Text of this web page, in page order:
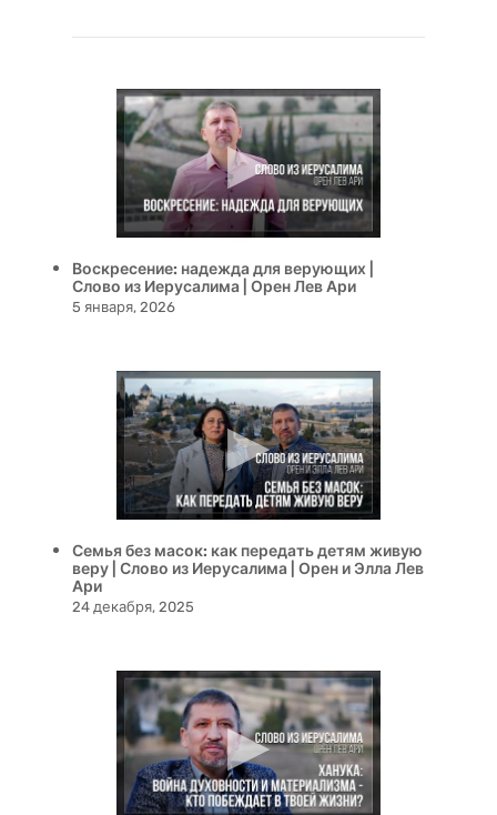
Воскресение: надежда для верующих |
Слово из Иерусалима | Орен Лев Ари
5 января, 2026
Семья без масок: как передать детям живую
веру | Слово из Иерусалима | Орен и Элла Лев
Ари
24 декабря, 2025